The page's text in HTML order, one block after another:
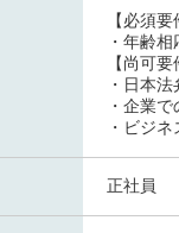
【必須要
・年齢
【尚可要
・日本
・企業
・ビジ
正社員